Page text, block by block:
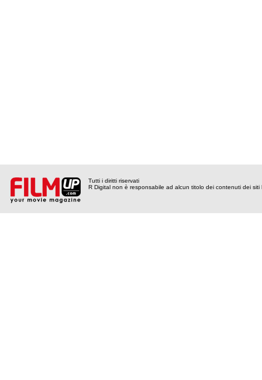
Tutti i diritti riservati
R Digital non è responsabile ad alcun titolo dei contenuti dei siti